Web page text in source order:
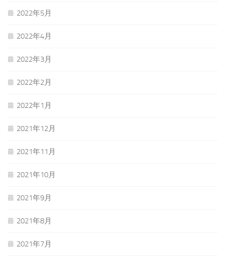
2022年5月
2022年4月
2022年3月
2022年2月
2022年1月
2021年12月
2021年11月
2021年10月
2021年9月
2021年8月
2021年7月